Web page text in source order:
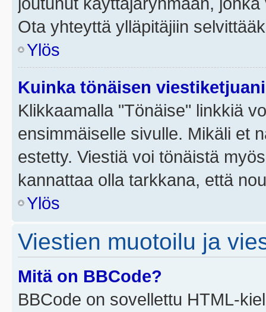
Ota yhteyttä ylläpitäjiin
Ylös
Kuinka tönäisen
Klikkaamalla "Tönäise" linkkiä
ensimmäiselle sivulle. Mikäli et
estetty. Viestiä voi tönäistä
kannattaa olla tarkkana, että
Ylös
Viestien muotoilu ja
Mitä on BBCode?
BBCode on sovellettu HTML-